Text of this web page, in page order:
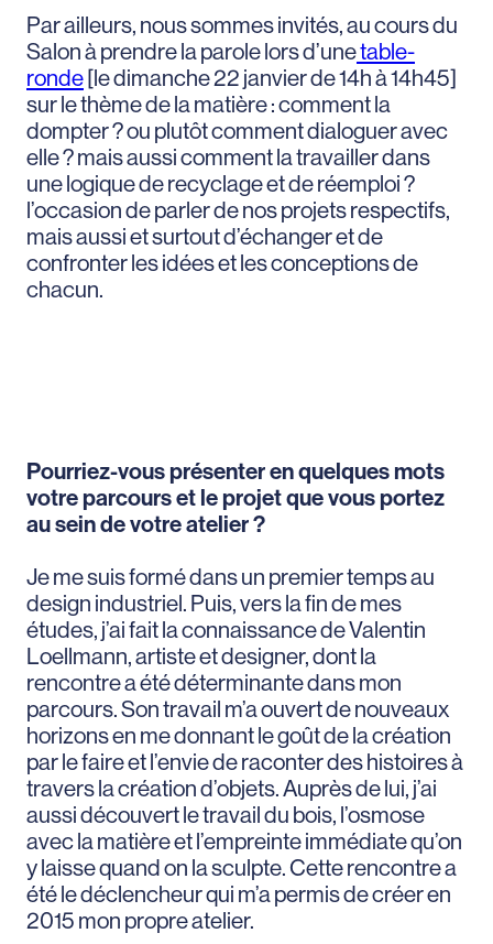
Par ailleurs, nous sommes invités, au cours du
Salon à prendre la parole lors d’unetable-
ronde[le dimanche 22 janvier de 14h à 14h45]
sur le thème de la matière : comment la
dompter ? ou plutôt comment dialoguer avec
elle ? mais aussi comment la travailler dans
une logique de recyclage et de réemploi ?
l’occasion de parler de nos projets respectifs,
mais aussi et surtout d’échanger et de
confronter les idées et les conceptions de
chacun.
Pourriez-vous présenter en quelques mots
votre parcours et le projet que vous portez
au sein de votre atelier ?
Je me suis formé dans un premier temps au
design industriel. Puis, vers la fin de mes
études, j’ai fait la connaissance de Valentin
Loellmann, artiste et designer, dont la
rencontre a été déterminante dans mon
parcours. Son travail m’a ouvert de nouveaux
horizons en me donnant le goût de la création
par le faire et l’envie de raconter des histoires à
travers la création d’objets. Auprès de lui, j’ai
aussi découvert le travail du bois, l’osmose
avec la matière et l’empreinte immédiate qu’on
y laisse quand on la sculpte. Cette rencontre a
été le déclencheur qui m’a permis de créer en
2015 mon propre atelier.